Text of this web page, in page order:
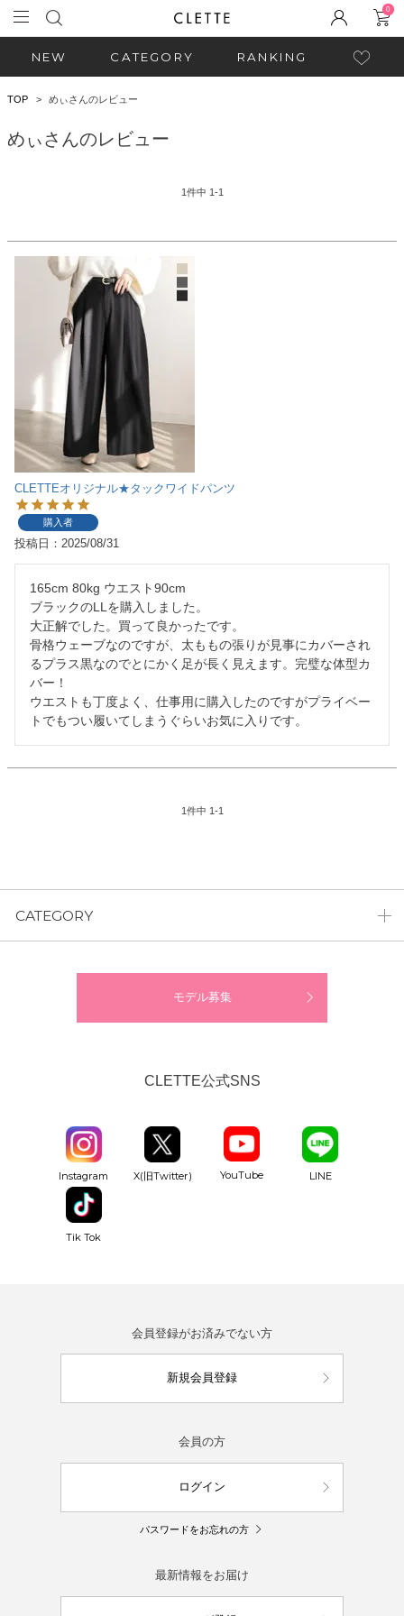
0
NEW CATEGORY RANKING
TOP めぃさんのレビュー
めぃさんのレビュー
1件中 1-1
CLETTEオリジナル★タックワイドパンツ
購入者
投稿日 2025/08/31
165cm 80kg ウエスト90cm
ブラックのLLを購入しました。
大正解でした。買って良かったです。
骨格ウェーブなのですが、太ももの張りが見事にカバーされ
るプラス黒なのでとにかく足が長く見えます。完璧な体型カ
バー！
ウエストも丁度よく、仕事用に購入したのですがプライベー
トでもつい履いてしまうぐらいお気に入りです。
1件中 1-1
CATEGORY
モデル募集
CLETTE公式SNS
Instagram X(旧Twitter) YouTube LINE
Tik Tok
会員登録がお済みでない方
新規会員登録
会員の方
ログイン
パスワードをお忘れの方
最新情報をお届け